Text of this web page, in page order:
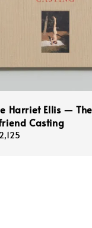
Harriet Ellis — The
Casting